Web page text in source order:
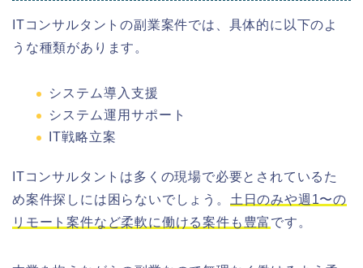
ITコンサルタントの副業案件では、具体的に以下のよ
うな種類があります。
システム導入支援
システム運用サポート
IT戦略立案
ITコンサルタントは多くの現場で必要とされているた
め案件探しには困らないでしょう。 土日のみや週1〜の
リモート案件など柔軟に働ける案件も豊富 です。